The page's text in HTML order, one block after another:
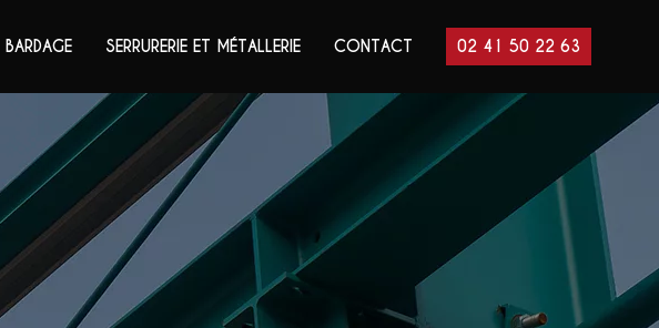
BARDAGE SERRURERIE ET MÉTALLERIE CONTACT 02 41 50 22 63